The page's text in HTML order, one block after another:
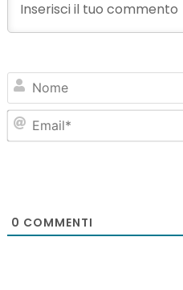
0 COMMENTI